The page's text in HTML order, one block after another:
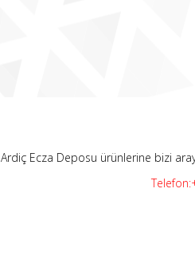
Ardiç Ecza Deposu ürünlerine bizi